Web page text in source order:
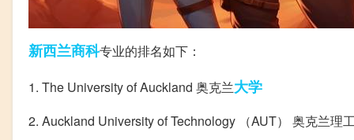
新西兰商科专业的排名如下：
1. The University of Auckland 奥克兰大学
2. Auckland University of Technology （AUT） 奥克兰理